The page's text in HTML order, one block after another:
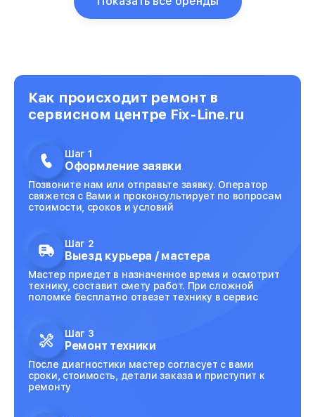
Как происходит ремонт в
сервисном центре Fix-Line.ru
Шаг 1
Оформление заявки
Позвоните нам или отправьте заявку. Оператор
свяжется с Вами и проконсультирует по вопросам
стоимости, сроков и условий
Шаг 2
Выезд курьера / мастера
Мастер приедет в назначенное время и осмотрит
технику, составит смету работ. При сложной
поломке бесплатно отвезет технику в сервис
Шаг 3
Ремонт техники
После диагностики мастер согласует с вами
сроки, стоимость, детали заказа и приступит к
ремонту